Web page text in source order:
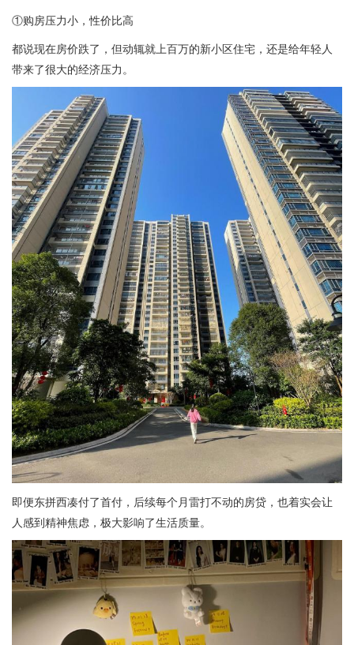
①购房压力小，性价比高
都说现在房价跌了，但动辄就上百万的新小区住宅，还是给年轻人
带来了很大的经济压力。
即便东拼西凑付了首付，后续每个月雷打不动的房贷，也着实会让
人感到精神焦虑，极大影响了生活质量。